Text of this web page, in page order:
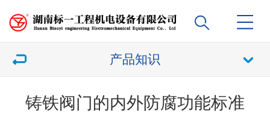
产品知识
铸铁阀门的内外防腐功能标准